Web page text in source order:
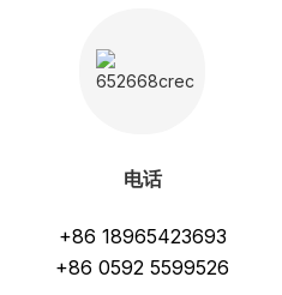
电话
+86 18965423693
+86 0592 5599526